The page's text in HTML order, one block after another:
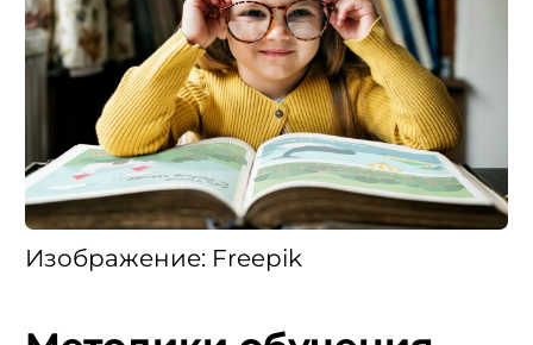
Изображение: Freepik